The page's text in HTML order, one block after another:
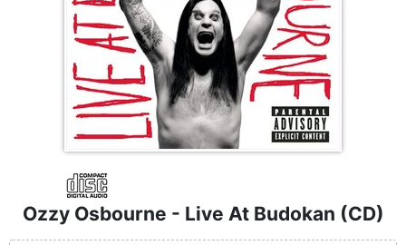
Ozzy Osbourne - Live At Budokan (CD)